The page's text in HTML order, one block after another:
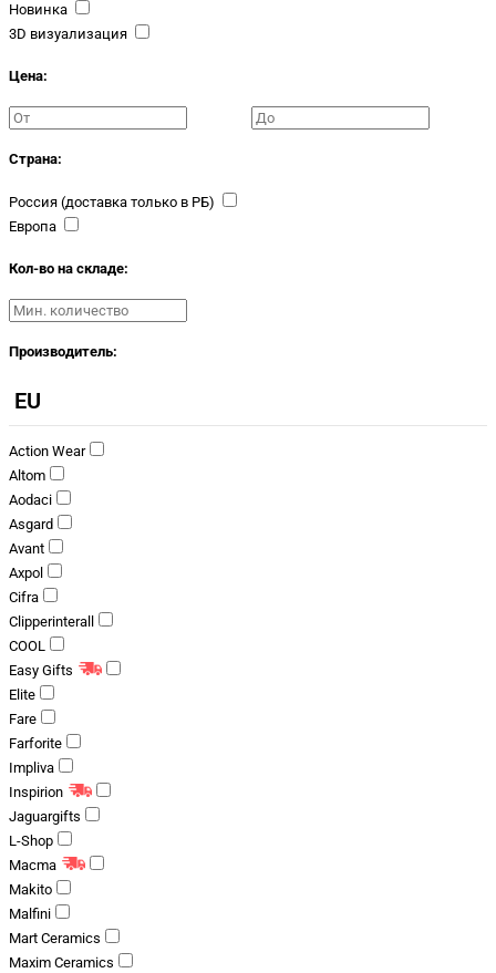
Новинка
3D визуализация
Цена:
Страна:
Россия (доставка только в РБ)
Европа
Кол-во на складе:
Производитель:
EU
Action Wear
Altom
Aodaci
Asgard
Avant
Axpol
Cifra
Clipperinterall
COOL
Easy Gifts
Elite
Fare
Farforite
Impliva
Inspirion
Jaguargifts
L-Shop
Macma
Makito
Malfini
Mart Ceramics
Maxim Ceramics